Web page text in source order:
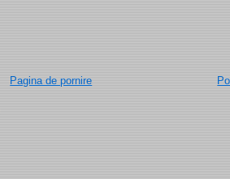
Pagina de pornire